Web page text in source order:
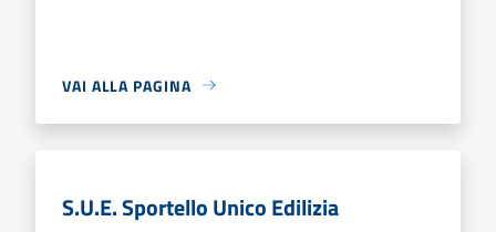
VAI ALLA PAGINA
S.U.E. Sportello Unico Edilizia